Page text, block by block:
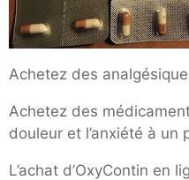
Achetez des
Achetez des
douleur et l’anxiété à un
L’achat d’OxyContin en